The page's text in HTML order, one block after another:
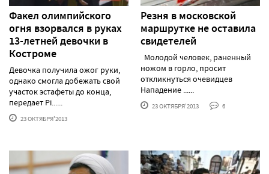
Факел олимпийского
огня взорвался в руках
13-летней девочки в
Костроме
Девочка получила ожог руки,
однако смогла добежать свой
участок эстафеты до конца,
передает Pi......
23 ОКТЯБРЯ'2013
Резня в московской
маршрутке не оставила
свидетелей
Молодой человек, раненный
ножом в горло, просит
откликнуться очевидцев
Нападение ......
23 ОКТЯБРЯ'2013 6